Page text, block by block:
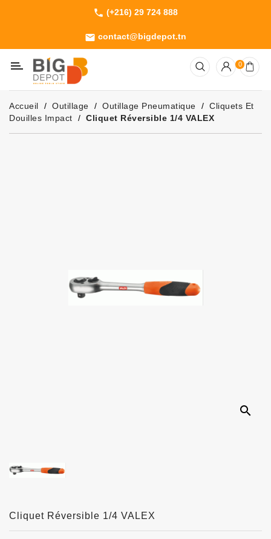
phone (+216) 29 724 888
email contact@bigdepot.tn
Machines
Outillage
Jardinage
Consommables
0
Accueil Outillage Outillage Pneumatique
Cliquets Et
Douilles Impact
Cliquet Réversible 1/4 VALEX
search
Cliquet Réversible 1/4 VALEX